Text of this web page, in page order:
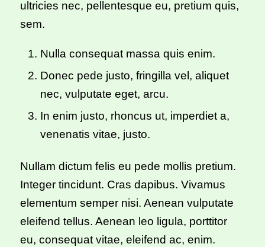
ultricies nec, pellentesque eu, pretium quis,
sem.
Nulla consequat massa quis enim.
Donec pede justo, fringilla vel, aliquet
nec, vulputate eget, arcu.
In enim justo, rhoncus ut, imperdiet a,
venenatis vitae, justo.
Nullam dictum felis eu pede mollis pretium.
Integer tincidunt. Cras dapibus. Vivamus
elementum semper nisi. Aenean vulputate
eleifend tellus. Aenean leo ligula, porttitor
eu, consequat vitae, eleifend ac, enim.